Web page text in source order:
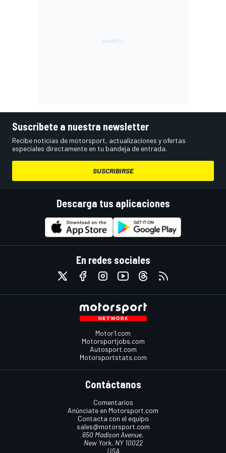
Suscríbete a nuestra newsletter
Recibe noticias de motorsport, actualizaciones y ofertas
especiales directamente en tu bandeja de entrada.
SUSCRIBIRSE
Descarga tus aplicaciones
En redes sociales
Motor1.com
Motorsportjobs.com
Autosport.com
Motorsportstats.com
Contáctanos
Comentarios
Anúnciate en Motorsport.com
Contacta con el equipo
sales@motorsport.com
650 Madison Avenue,
New York, NY 10022
USA